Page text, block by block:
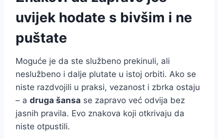
uvijek hodate s bivšim i ne
puštate
Moguće je da ste službeno prekinuli, ali
neslužbeno i dalje plutate u istoj orbiti. Ako se
niste razdvojili u praksi, vezanost i zbrka ostaju
– a druga šansa se zapravo već odvija bez
jasnih pravila. Evo znakova koji otkrivaju da
niste otpustili.